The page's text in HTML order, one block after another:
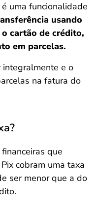
uma funcionalidade
usando
cartão de crédito,
em parcelas.
integralmente e o
na fatura do
que
cobram uma taxa
ser menor que a do